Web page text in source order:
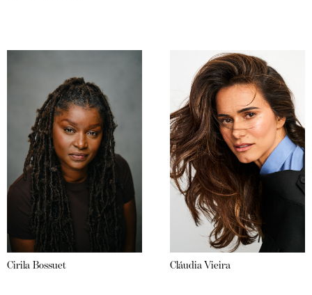
Cirila Bossuet Cláudia Vieira